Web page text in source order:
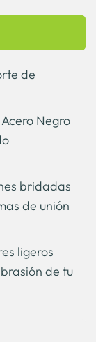
de
Negro
bridadas
de unión
ligeros
de tu